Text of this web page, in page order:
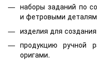
наборы заданий по
и фетровыми
изделия для
продукцию ручной
оригами.